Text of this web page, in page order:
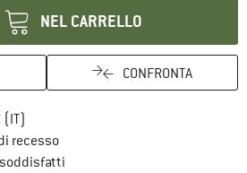
NEL CARRELLO
CONFRONTA
(IT)
recessoVai alla politica di recesso qui